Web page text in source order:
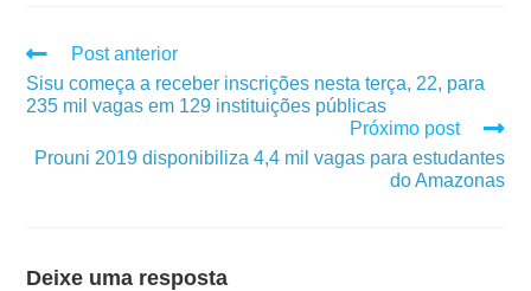
Post anterior
Sisu começa a receber inscrições nesta terça, 22, para
235 mil vagas em 129 instituições públicas
Próximo post
Prouni 2019 disponibiliza 4,4 mil vagas para estudantes
do Amazonas
Deixe uma resposta